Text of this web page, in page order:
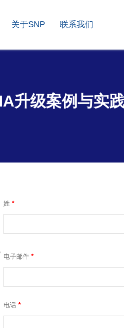
关于SNP 联系我们
升级案例与实
姓 *
电子邮件 *
电话 *